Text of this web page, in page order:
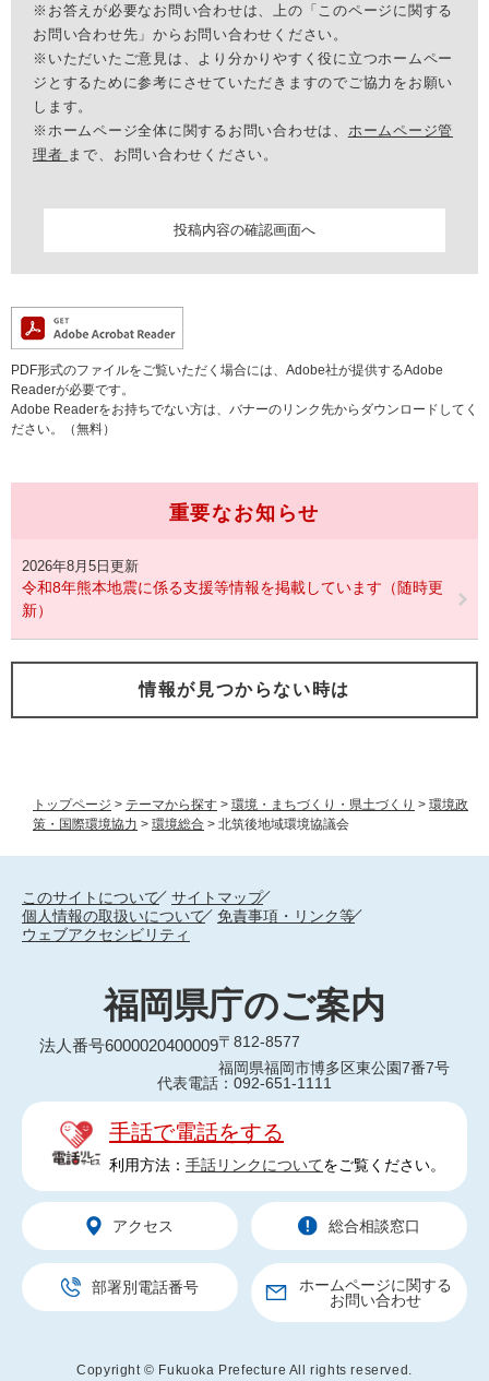
トップページ > テーマから探す > 環境・まちづくり・県土づくり > 環境政
策・国際環境協力 > 環境総合 > 北筑後地域環境協議会
※お答えが必要なお問い合わせは、上の「このページに関する
お問い合わせ先」からお問い合わせください。
※いただいたご意見は、より分かりやすく役に立つホームペー
ジとするために参考にさせていただきますのでご協力をお願い
します。
※ホームページ全体に関するお問い合わせは、 ホームページ管
理者 まで、お問い合わせください。
PDF形式のファイルをご覧いただく場合には、Adobe社が提供するAdobe
Readerが必要です。
Adobe Readerをお持ちでない方は、バナーのリンク先からダウンロードしてく
ださい。（無料）
重要なお知らせ
2026年8月5日更新
令和8年熊本地震に係る支援等情報を掲載しています（随時更
新）
情報が見つからない時は
このサイトについて
サイトマップ
個人情報の取扱いについて
免責事項・リンク等
ウェブアクセシビリティ
福岡県庁のご案内
法人番号6000020400009〒812-8577
福岡県福岡市博多区東公園7番7号
代表電話：092-651-1111
手話で電話をする
利用方法： 手話リンクについてをご覧ください。
アクセス 総合相談窓口
部署別電話番号
ホームページに関する
お問い合わせ
Copyright © Fukuoka Prefecture All rights reserved.